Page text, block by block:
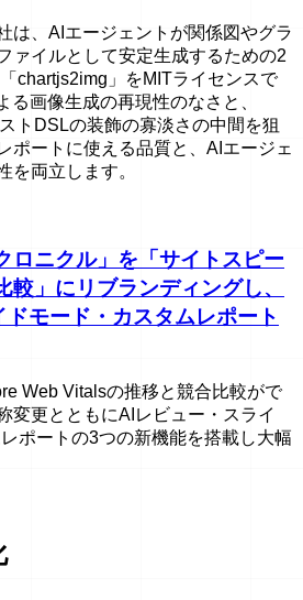
は、AIエージェントが関係図やグラ
ァイルとして安定生成するための2
chartjs2img」をMITライセンスで
る画像生成の再現性のなさと、
トDSLの装飾の寡淡さの中間を狙
ポートに使える品質と、AIエージェ
を両立します。
ロニクル」を「サイトスピー
較」にリブランディングし、
モード・カスタムレポート
Web Vitalsの推移と競合比較がで
変更とともにAIレビュー・スライ
ポートの3つの新機能を搭載し大幅